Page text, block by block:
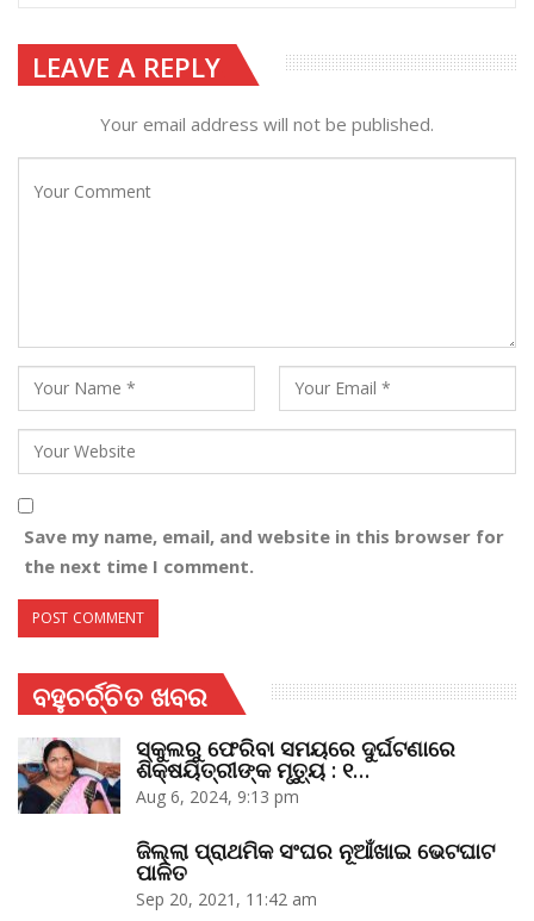
LEAVE A REPLY
Your email address will not be published.
Save my name, email, and website in this browser for
the next time I comment.
ବହୁଚର୍ଚ୍ଚିତ ଖବର
ସ୍କୁଲରୁ ଫେରିବା ସମୟରେ ଦୁର୍ଘଟଣାରେ
ଶିକ୍ଷୟିତ୍ରୀଙ୍କ ମୃତ୍ୟୁ : ୧…
Aug 6, 2024, 9:13 pm
ଜିଲ୍ଲା ପ୍ରାଥମିକ ସଂଘର ନୂଆଁଖାଇ ଭେଟଘାଟ
ପାଳିତ
Sep 20, 2021, 11:42 am